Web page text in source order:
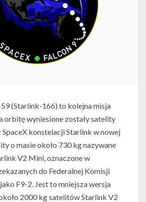
(Starlink-166) to kolejna misja
orbitę wyniesione zostały satelity
konstelacji Starlink w nowej
o masie około 730 kg nazywane
V2 Mini, oznaczone w
do Federalnej Komisji
F9-2. Jest to mniejsza wersja
2000 kg satelitów Starlink V2